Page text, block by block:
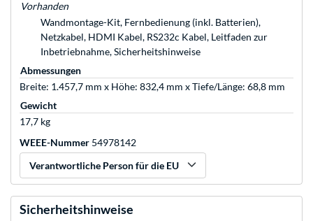
Vorhanden
Wandmontage-Kit, Fernbedienung (inkl. Batterien),
Netzkabel, HDMI Kabel, RS232c Kabel, Leitfaden zur
Inbetriebnahme, Sicherheitshinweise
Abmessungen
Breite: 1.457,7 mm x Höhe: 832,4 mm x Tiefe/Länge: 68,8 mm
Gewicht
17,7 kg
WEEE-Nummer 54978142
Verantwortliche Person für die EU
Sicherheitshinweise